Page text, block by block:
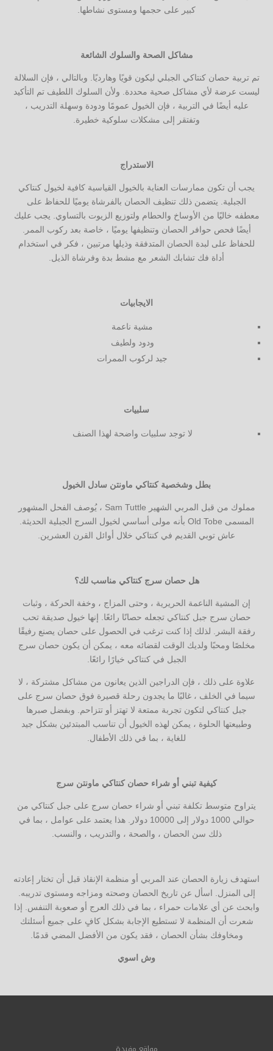
كبير على حجمها ومستوى نشاطها.
مشاكل الصحة والسلوك الشائعة
تم تربية حصان كنتاكي الجبلي ليكون قويًا وهارديًا. وبالتالي ، فإن السلالة
ليست عرضة لأي مشاكل صحية محددة. ولأن السلوك اللطيف تم التأكيد
عليه أيضًا في التربية ، فإن الخيول عمومًا ودودة وسهلة التدريب ،
وتفتقر إلى مشكلات سلوكية خطيرة.
الاستدراج
يجب أن تكون ممارسات العناية بالخيول القياسية كافية لخيول كنتاكي
الجبلية. يتضمن ذلك تنظيف الحصان بالفرشاة يوميًا للحفاظ على
معطفه خاليًا من الأوساخ والحطام ولتوزيع الزيوت بالتساوي. يجب عليك
أيضًا فحص حوافر الحصان وتنظيفها يوميًا ، خاصة بعد ركوب الممر.
للحفاظ على لبدة الحصان المتدفقة وذيلها مرتبين ، فكر في استخدام
أداة فك تشابك الشعر مع مشط بدة وفرشاة الذيل.
الايجابيات
مشية ناعمة
ودود ولطيف
جيد لركوب الممرات
سلبيات
لا توجد سلبيات واضحة لهذا الصنف
بطل وشخصية كنتاكي ماونتن سادل الخيول
مملوك من قبل المربي الشهير Sam Tuttle ، يُوصف الفحل المشهور
المسمى Old Tobe بأنه مولى أساسي لخيول السرج الجبلية الحديثة.
عاش توبي القديم في كنتاكي خلال أوائل القرن العشرين.
هل حصان سرج كنتاكي مناسب لك؟
إن المشية الناعمة الحريرية ، وحتى المزاج ، وخفة الحركة ، وثبات
حصان سرج جبل كنتاكي تجعله حصانًا رائعًا. إنها خيول صديقة تحب
رفقة البشر. لذلك إذا كنت ترغب في الحصول على حصان يصنع رفيقًا
مخلصًا ومحبًا ولديك الوقت لقضائه معه ، يمكن أن يكون حصان سرج
الجبل في كنتاكي خيارًا رائعًا.
علاوة على ذلك ، فإن الدراجين الذين يعانون من مشاكل مشتركة ، لا
سيما في الخلف ، غالبًا ما يجدون رحلة قصيرة فوق حصان سرج على
جبل كنتاكي لتكون تجربة ممتعة لا تهتز أو تتزاحم. وبفضل صبرها
وطبيعتها الحلوة ، يمكن لهذه الخيول أن تناسب المبتدئين بشكل جيد
للغاية ، بما في ذلك الأطفال.
كيفية تبني أو شراء حصان كنتاكي ماونتن سرج
يتراوح متوسط ​​تكلفة تبني أو شراء حصان سرج على جبل كنتاكي من
حوالي 1000 دولار إلى 10000 دولار. هذا يعتمد على عوامل ، بما في
ذلك سن الحصان ، والصحة ، والتدريب ، والنسب.
استهدف زيارة الحصان عند المربي أو منظمة الإنقاذ قبل أن تختار إعادته
إلى المنزل. اسأل عن تاريخ الحصان وصحته ومزاجه ومستوى تدريبه.
وابحث عن أي علامات حمراء ، بما في ذلك العرج أو صعوبة التنفس. إذا
شعرت أن المنظمة لا تستطيع الإجابة بشكل كافٍ على جميع أسئلتك
ومخاوفك بشأن الحصان ، فقد يكون من الأفضل المضي قدمًا.
وش اسوي